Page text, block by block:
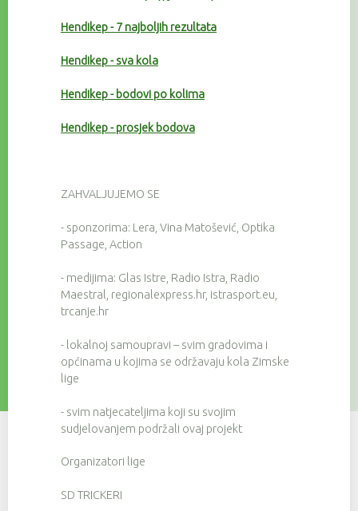
Hendikep - 7 najboljih rezultata
Hendikep - sva kola
Hendikep - bodovi po kolima
Hendikep - prosjek bodova
ZAHVALJUJEMO SE
- sponzorima: Lera, Vina Matošević, Optika
Passage, Action
- medijima: Glas Istre, Radio Istra, Radio
Maestral, regionalexpress.hr, istrasport.eu,
trcanje.hr
- lokalnoj samoupravi – svim gradovima i
općinama u kojima se održavaju kola Zimske
lige
- svim natjecateljima koji su svojim
sudjelovanjem podržali ovaj projekt
Organizatori lige
SD TRICKERI